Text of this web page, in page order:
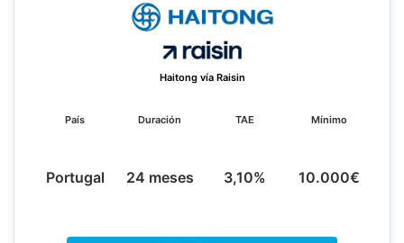
Haitong vía Raisin
País
Portugal
Duración
24 meses
TAE
3,10%
Mínimo
10.000€